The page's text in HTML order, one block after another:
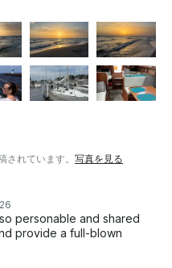
は、エキサイティングな
フルな船内設備が備わっ
ニバーサリークルーズ •
ィナー • ビーチランディ
• 過労主婦ク
れています。 写真を見る
personable and shared
provide a full-blown